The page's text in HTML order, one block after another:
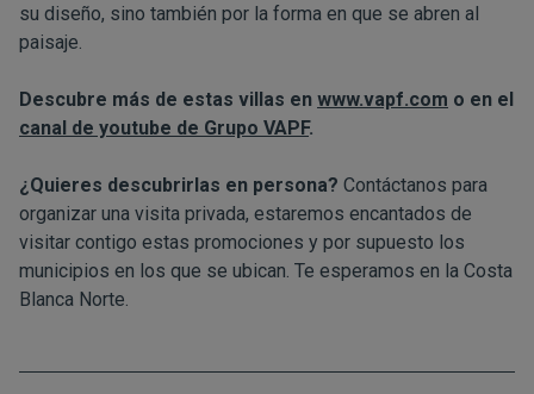
su diseño, sino también por la forma en que se abren al
paisaje.
Descubre más de estas villas en www.vapf.com o en el
canal de youtube de Grupo VAPF.
¿Quieres descubrirlas en persona? Contáctanos para
organizar una visita privada, estaremos encantados de
visitar contigo estas promociones y por supuesto los
municipios en los que se ubican. Te esperamos en la Costa
Blanca Norte.